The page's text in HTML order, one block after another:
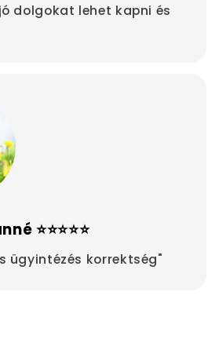
dolgokat lehet kapni és
⭐⭐⭐⭐⭐
ügyintézés korrektség"